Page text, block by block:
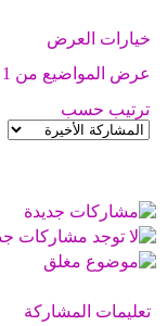
خيارات العرض
عرض المواضيع من 1 إلى 20 من 281
ترتيب حسب
تعليمات المشاركة